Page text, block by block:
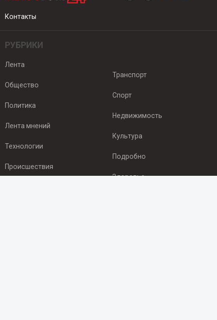
Контакты
РУБРИКИ
Лента
Общество
Политика
Лента мнений
Технологии
Происшествия
Транспорт
Спорт
Недвижимость
Культура
Подробно
Здоровье